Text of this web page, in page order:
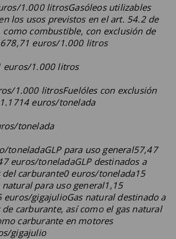
1.000 litrosGasóleos utilizables
los usos previstos en el art. 54.2 de
como combustible, con exclusión de
euros/1.000 litros
euros/1.000 litros
1.000 litrosFuelóles con exclusión
euros/tonelada
tonelada
toneladaGLP para uso general57,47
euros/toneladaGLP destinados a
carburante0 euros/tonelada15
para uso general1,15
gigajulioGas natural destinado a
carburante, así como el gas natural
carburante en motores
gigajulio